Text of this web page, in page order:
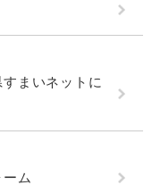
まいネットに
ム